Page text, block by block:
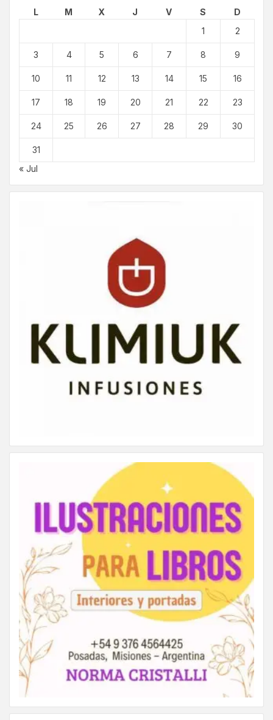
L
M X J V S
D
1
2
3 4 5 6 7 8 9
10 11 12 13 14 15 16
17 18 19 20 21 22 23
24 25 26 27 28 29 30
31
« Jul